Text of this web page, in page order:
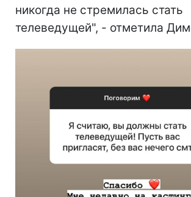
никогда не стремилась стать
телеведущей", - отметила